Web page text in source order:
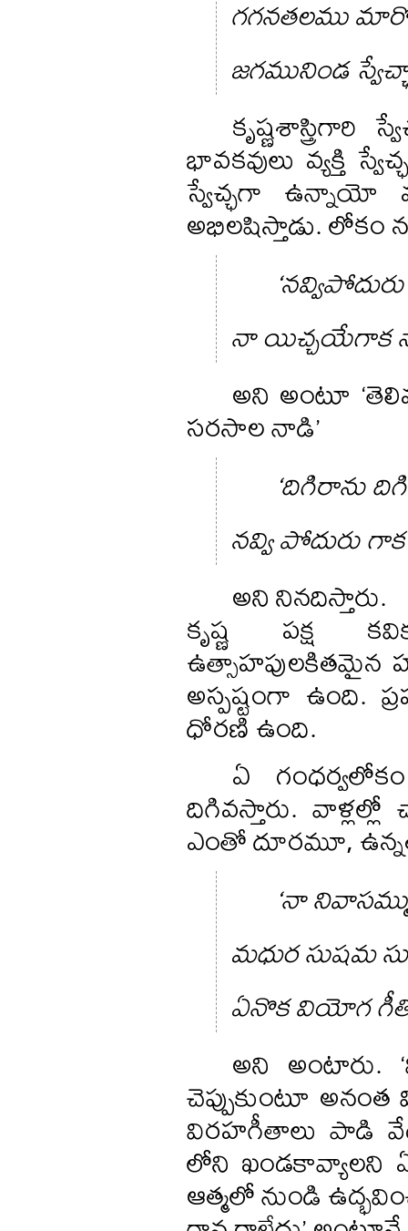
గగనతలము
జగమునిండ
భావకవులు వ్యక్తి
స్వేచ్ఛగా ఉన్నాయో
అభిలషిస్తాడు. లోకం
నా యిచ్చయేగాక
అని అంటూ
సరసాల నాడి’
‘దిగిరాను
నవ్వి పోదురు గాక
అని నినదిస్తారు.
కృష్ణ పక్ష
ఉత్సాహపులకితమైన
అస్పష్టంగా ఉంది.
ధోరణి ఉంది.
ఏ
దిగివస్తారు.
ఎంతో దూరమూ,
‘నా
మధుర సుషమ
ఏనొక వియోగ
అని
చెప్పుకుంటూ
విరహగీతాలు పాడి
లోని ఖండకావ్యాలని
ఆత్మలో నుండి